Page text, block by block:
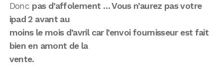
Donc pas d’affolement … Vous n’aurez pas votre
ipad 2 avant au
moins le mois d’avril car l’envoi fournisseur est fait
bien en amont de la
vente.